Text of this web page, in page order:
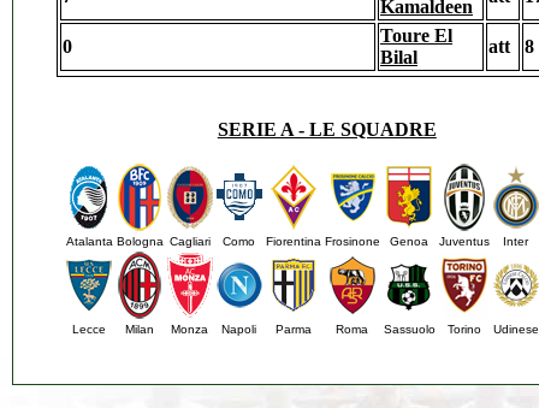
Kamaldeen
0
Toure El
Bilal
att 8
SERIE A - LE SQUADRE
Atalanta Bologna Cagliari Como Fiorentina Frosinone Genoa Juventus Inter
Lecce Milan Monza Napoli Parma Roma Sassuolo Torino Udinese